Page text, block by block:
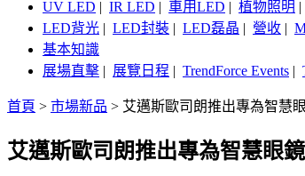
UV LED | IR LED | 車用LED | 植物照明 |
LED背光 | LED封裝 | LED磊晶 | 營收 |
基本知識
展場直擊 | 展覽日程 | TrendForce Events |
首頁 > 市場新品 > 艾邁斯歐司朗推出專為智慧
艾邁斯歐司朗推出專為智慧眼